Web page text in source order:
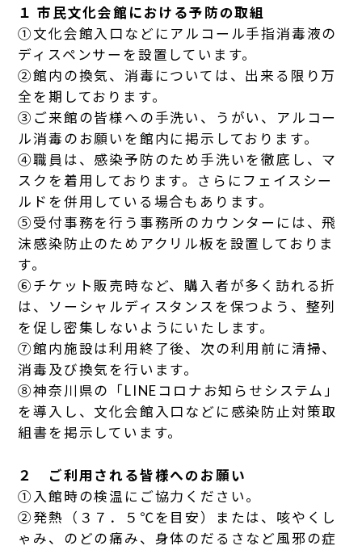
１ 市民文化会館における予防の取組
①文化会館入口などにアルコール手指消毒液の
ディスペンサーを設置しています。
②館内の換気、消毒については、出来る限り万
全を期しております。
③ご来館の皆様への手洗い、うがい、アルコー
ル消毒のお願いを館内に掲示しております。
④職員は、感染予防のため手洗いを徹底し、マ
スクを着用しております。さらにフェイスシー
ルドを併用している場合もあります。
⑤受付事務を行う事務所のカウンターには、飛
沫感染防止のためアクリル板を設置しておりま
す。
⑥チケット販売時など、購入者が多く訪れる折
は、ソーシャルディスタンスを保つよう、整列
を促し密集しないようにいたします。
⑦館内施設は利用終了後、次の利用前に清掃、
消毒及び換気を行います。
⑧神奈川県の「LINEコロナお知らせシステム」
を導入し、文化会館入口などに感染防止対策取
組書を掲示しています。
２ ご利用される皆様へのお願い
①入館時の検温にご協力ください。
②発熱（３７．５℃を目安）または、咳やくし
ゃみ、のどの痛み、身体のだるさなど風邪の症